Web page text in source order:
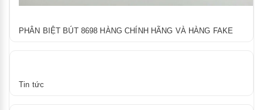
PHÂN BIỆT BÚT 8698 HÀNG CHÍNH HÃNG VÀ HÀNG FAKE
Tin tức